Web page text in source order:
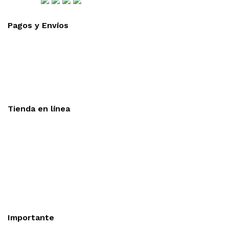
Pagos y Envíos
Tienda en línea
Importante